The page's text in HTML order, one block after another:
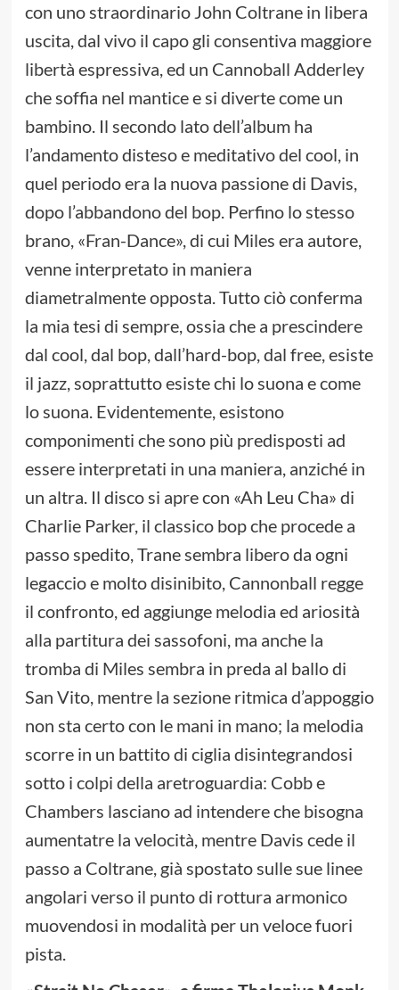
con uno straordinario John Coltrane in libera
uscita, dal vivo il capo gli consentiva maggiore
libertà espressiva, ed un Cannoball Adderley
che soffia nel mantice e si diverte come un
bambino. Il secondo lato dell’album ha
l’andamento disteso e meditativo del cool, in
quel periodo era la nuova passione di Davis,
dopo l’abbandono del bop. Perfino lo stesso
brano, «Fran-Dance», di cui Miles era autore,
venne interpretato in maniera
diametralmente opposta. Tutto ciò conferma
la mia tesi di sempre, ossia che a prescindere
dal cool, dal bop, dall’hard-bop, dal free, esiste
il jazz, soprattutto esiste chi lo suona e come
lo suona. Evidentemente, esistono
componimenti che sono più predisposti ad
essere interpretati in una maniera, anziché in
un altra. Il disco si apre con «Ah Leu Cha» di
Charlie Parker, il classico bop che procede a
passo spedito, Trane sembra libero da ogni
legaccio e molto disinibito, Cannonball regge
il confronto, ed aggiunge melodia ed ariosità
alla partitura dei sassofoni, ma anche la
tromba di Miles sembra in preda al ballo di
San Vito, mentre la sezione ritmica d’appoggio
non sta certo con le mani in mano; la melodia
scorre in un battito di ciglia disintegrandosi
sotto i colpi della aretroguardia: Cobb e
Chambers lasciano ad intendere che bisogna
aumentatre la velocità, mentre Davis cede il
passo a Coltrane, già spostato sulle sue linee
angolari verso il punto di rottura armonico
muovendosi in modalità per un veloce fuori
pista.